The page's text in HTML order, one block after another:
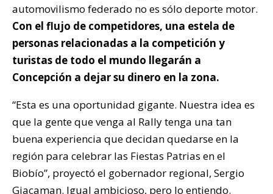
automovilismo federado no es sólo deporte motor.
Con el flujo de competidores, una estela de
personas relacionadas a la competición y
turistas de todo el mundo llegarán a
Concepción a dejar su dinero en la zona.
“Esta es una oportunidad gigante. Nuestra idea es
que la gente que venga al Rally tenga una tan
buena experiencia que decidan quedarse en la
región para celebrar las Fiestas Patrias en el
Biobío”, proyectó el gobernador regional, Sergio
Giacaman. Igual ambicioso, pero lo entiendo.